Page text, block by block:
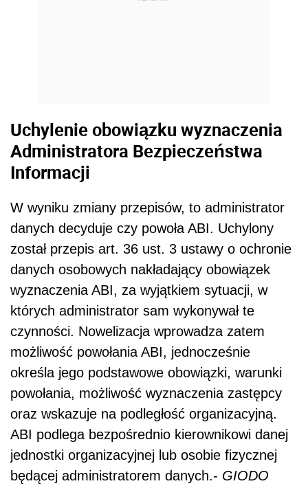
Uchylenie obowiązku wyznaczenia
Administratora Bezpieczeństwa
Informacji
W wyniku zmiany przepisów, to administrator
danych decyduje czy powoła ABI. Uchylony
został przepis art. 36 ust. 3 ustawy o ochronie
danych osobowych nakładający obowiązek
wyznaczenia ABI, za wyjątkiem sytuacji, w
których administrator sam wykonywał te
czynności. Nowelizacja wprowadza zatem
możliwość powołania ABI, jednocześnie
określa jego podstawowe obowiązki, warunki
powołania, możliwość wyznaczenia zastępcy
oraz wskazuje na podległość organizacyjną.
ABI podlega bezpośrednio kierownikowi danej
jednostki organizacyjnej lub osobie fizycznej
będącej administratorem danych.- GIODO